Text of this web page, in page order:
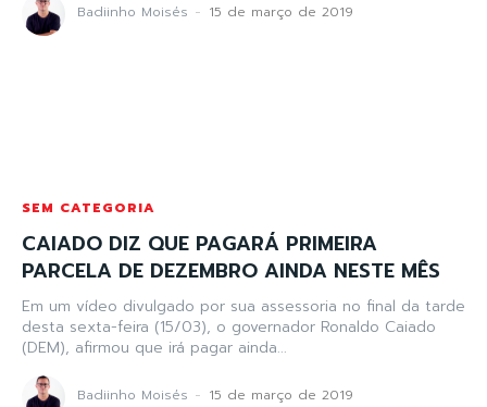
Badiinho Moisés - 15 de março de 2019
SEM CATEGORIA
CAIADO DIZ QUE PAGARÁ PRIMEIRA
PARCELA DE DEZEMBRO AINDA NESTE MÊS
Em um vídeo divulgado por sua assessoria no final da tarde
desta sexta-feira (15/03), o governador Ronaldo Caiado
(DEM), afirmou que irá pagar ainda...
Badiinho Moisés - 15 de março de 2019